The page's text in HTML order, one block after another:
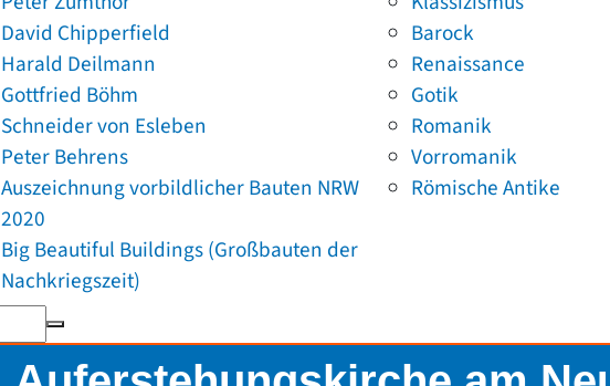
David Chipperfield
Harald Deilmann
Gottfried Böhm
Schneider von Esleben
Peter Behrens
Auszeichnung vorbildlicher Bauten NRW
2020
Big Beautiful Buildings (Großbauten der
Nachkriegszeit)
Barock
Renaissance
Gotik
Romanik
Vorromanik
Römische Antike